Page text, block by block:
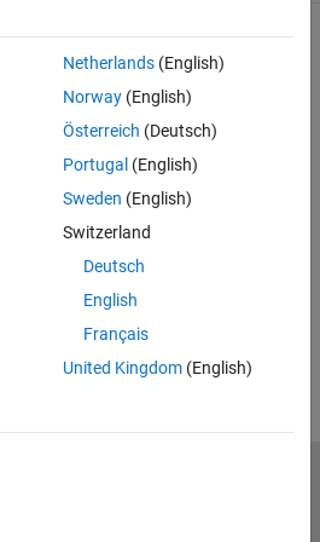
dependencies necessary for working
Cobots for ROS 2
using Universal Robots Teach
control from MATLAB
Netherlands(English)
Norway(English)
Österreich (Deutsch)
Portugal (English)
Sweden (English)
Switzerland
Deutsch
English
Français
United Kingdom(English)